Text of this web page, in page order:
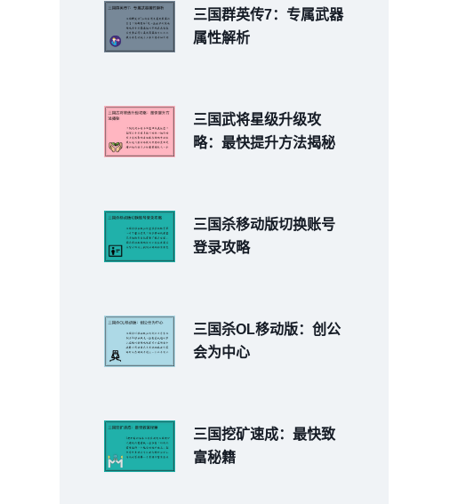
三国群英传7：专属武器
属性解析
三国武将星级升级攻
略：最快提升方法揭秘
三国杀移动版切换账号
登录攻略
三国杀OL移动版：创公
会为中心
三国挖矿速成：最快致
富秘籍